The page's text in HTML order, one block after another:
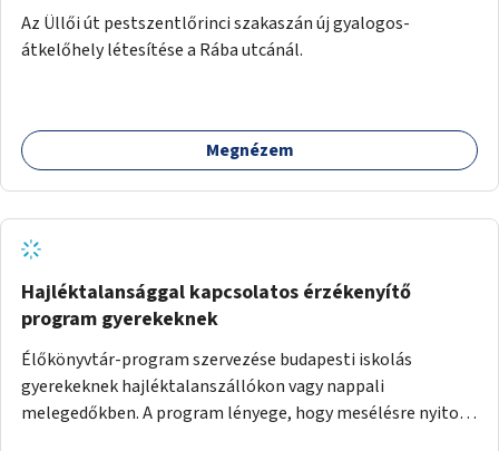
Az Üllői út pestszentlőrinci szakaszán új gyalogos-
átkelőhely létesítése a Rába utcánál.
Megnézem
Hajléktalansággal kapcsolatos érzékenyítő
program gyerekeknek
Élőkönyvtár-program szervezése budapesti iskolás
gyerekeknek hajléktalanszállókon vagy nappali
melegedőkben. A program lényege, hogy mesélésre nyitott